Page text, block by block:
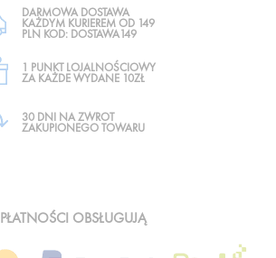
DARMOWA DOSTAWA
KAŻDYM KURIEREM OD 149
PLN KOD: DOSTAWA149
1 PUNKT LOJALNOŚCIOWY
ZA KAŻDE WYDANE 10ZŁ
30 DNI NA ZWROT
ZAKUPIONEGO TOWARU
PŁATNOŚCI OBSŁUGUJĄ